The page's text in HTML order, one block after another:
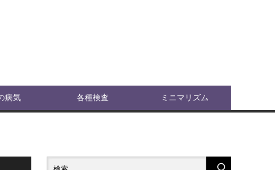
病気 各種検査 ミニマリズム